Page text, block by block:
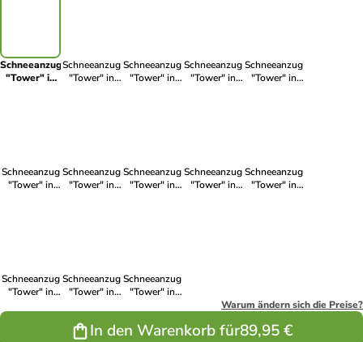
Schneeanzug
"Tower" in
Schneeanzug
"Tower" in
Schneeanzug
"Tower" in
Schneeanzug
"Tower" in
Schneeanzug
"Tower" in
Schneeanzug
"Tower" in
Schneeanzug
"Tower" in
Schneeanzug
"Tower" in
Schneeanzug
"Tower" in
Schneeanzug
"Tower" in
Schneeanzug
"Tower" in
Schneeanzug
"Tower" in
Schneeanzug
"Tower" in
Warum ändern sich die Preise?
In den Warenkorb für89,95 €